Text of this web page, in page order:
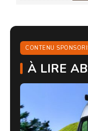
CONTENU
À LIRE